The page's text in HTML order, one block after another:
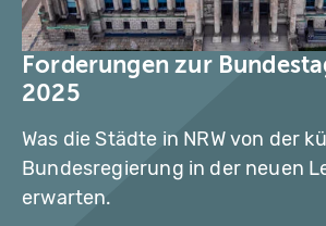
Forderungen zur
2025
Was die Städte in NRW von der
Bundesregierung in der neuen
erwarten.